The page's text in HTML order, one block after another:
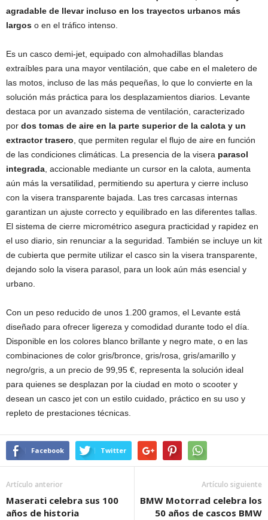
agradable de llevar incluso en los trayectos urbanos más
largos o en el tráfico intenso.
Es un casco demi-jet, equipado con almohadillas blandas
extraíbles para una mayor ventilación, que cabe en el maletero de
las motos, incluso de las más pequeñas, lo que lo convierte en la
solución más práctica para los desplazamientos diarios. Levante
destaca por un avanzado sistema de ventilación, caracterizado
por dos tomas de aire en la parte superior de la calota y un
extractor trasero, que permiten regular el flujo de aire en función
de las condiciones climáticas. La presencia de la visera parasol
integrada, accionable mediante un cursor en la calota, aumenta
aún más la versatilidad, permitiendo su apertura y cierre incluso
con la visera transparente bajada. Las tres carcasas internas
garantizan un ajuste correcto y equilibrado en las diferentes tallas.
El sistema de cierre micrométrico asegura practicidad y rapidez en
el uso diario, sin renunciar a la seguridad. También se incluye un kit
de cubierta que permite utilizar el casco sin la visera transparente,
dejando solo la visera parasol, para un look aún más esencial y
urbano.
Con un peso reducido de unos 1.200 gramos, el Levante está
diseñado para ofrecer ligereza y comodidad durante todo el día.
Disponible en los colores blanco brillante y negro mate, o en las
combinaciones de color gris/bronce, gris/rosa, gris/amarillo y
negro/gris, a un precio de 99,95 €, representa la solución ideal
para quienes se desplazan por la ciudad en moto o scooter y
desean un casco jet con un estilo cuidado, práctico en su uso y
repleto de prestaciones técnicas.
Facebook Twitter
Artículo anterior
Maserati celebra sus 100
años de historia
Artículo siguiente
BMW Motorrad celebra los
50 años de cascos BMW